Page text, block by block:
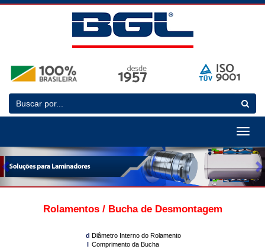
Toggle
Previous
Rolamentos / Bucha de Desmontagem
d Diâmetro Interno do Rolamento
l Comprimento da Bucha